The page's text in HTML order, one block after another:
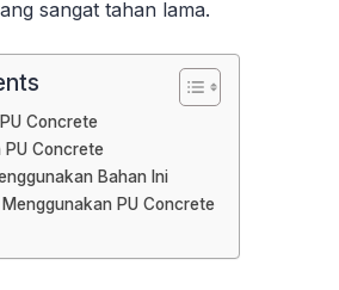
sangat tahan lama.
Concrete
PU Concrete
Bahan Ini
PU Concrete